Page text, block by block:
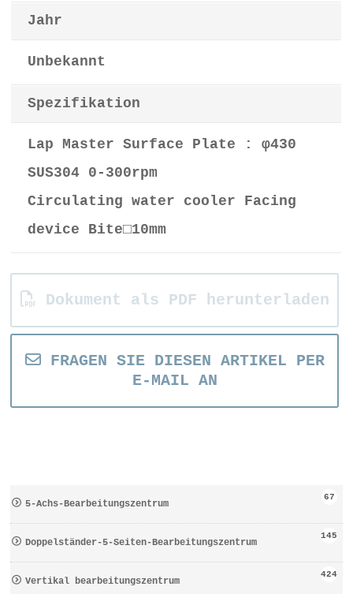
Jahr
Unbekannt
Spezifikation
Lap Master Surface Plate : φ430
SUS304 0-300rpm
Circulating water cooler Facing
device Bite□10mm
Dokument als PDF herunterladen
FRAGEN SIE DIESEN ARTIKEL PER
E-MAIL AN
5-Achs-Bearbeitungszentrum
67
Doppelständer-5-Seiten-Bearbeitungszentrum
145
Vertikal bearbeitungszentrum
424